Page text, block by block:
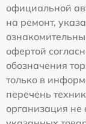
официальной
на ремонт,
офертой
обозначения
только в
перечень
организация